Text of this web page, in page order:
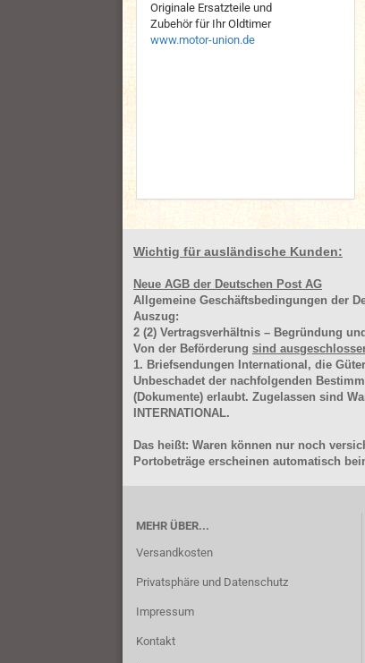
Originale Ersatzteile und
Zubehör für Ihr Oldtimer
www.motor-union.de
Wichtig für ausländische Kunden:
Neue AGB der Deutschen Post AG
Allgemeine Geschäftsbedingungen der
Auszug:
2 (2) Vertragsverhältnis – Begründung
Von der Beförderung sind
1. Briefsendungen International, die
Unbeschadet der nachfolgenden
(Dokumente) erlaubt. Zugelassen sind
INTERNATIONAL.
Das heißt: Waren können nur noch
Portobeträge erscheinen automatisch
MEHR ÜBER...
Versandkosten
Privatsphäre und Datenschutz
Impressum
Kontakt